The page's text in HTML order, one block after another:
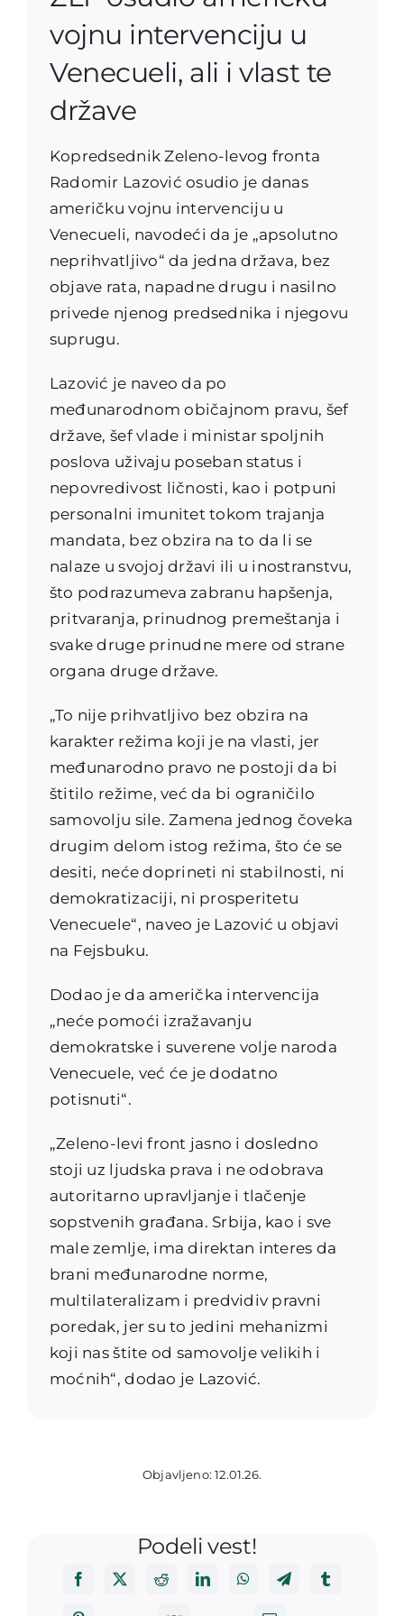
vojnu intervenciju u
Venecueli, ali i vlast te
države
Kopredsednik Zeleno-levog fronta
Radomir Lazović osudio je danas
američku vojnu intervenciju u
Venecueli, navodeći da je „apsolutno
neprihvatljivo“ da jedna država, bez
objave rata, napadne drugu i nasilno
privede njenog predsednika i njegovu
suprugu.
Lazović je naveo da po
međunarodnom običajnom pravu, šef
države, šef vlade i ministar spoljnih
poslova uživaju poseban status i
nepovredivost ličnosti, kao i potpuni
personalni imunitet tokom trajanja
mandata, bez obzira na to da li se
nalaze u svojoj državi ili u inostranstvu,
što podrazumeva zabranu hapšenja,
pritvaranja, prinudnog premeštanja i
svake druge prinudne mere od strane
organa druge države.
„To nije prihvatljivo bez obzira na
karakter režima koji je na vlasti, jer
međunarodno pravo ne postoji da bi
štitilo režime, već da bi ograničilo
samovolju sile. Zamena jednog čoveka
drugim delom istog režima, što će se
desiti, neće doprineti ni stabilnosti, ni
demokratizaciji, ni prosperitetu
Venecuele“, naveo je Lazović u objavi
na Fejsbuku.
Dodao je da američka intervencija
„neće pomoći izražavanju
demokratske i suverene volje naroda
Venecuele, već će je dodatno
potisnuti“.
„Zeleno-levi front jasno i dosledno
stoji uz ljudska prava i ne odobrava
autoritarno upravljanje i tlačenje
sopstvenih građana. Srbija, kao i sve
male zemlje, ima direktan interes da
brani međunarodne norme,
multilateralizam i predvidiv pravni
poredak, jer su to jedini mehanizmi
koji nas štite od samovolje velikih i
moćnih“, dodao je Lazović.
Objavljeno: 12.01.26.
Podeli vest!